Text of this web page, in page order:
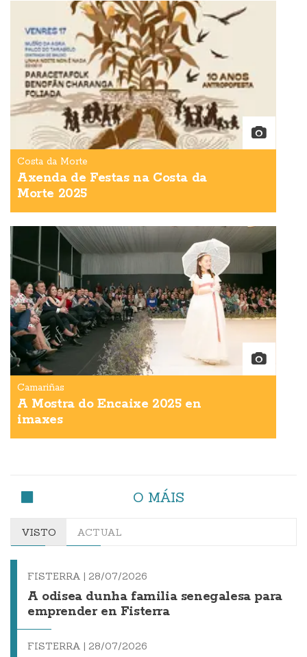
Costa da Morte
Axenda de Festas na Costa da
Morte 2025
Camariñas
A Mostra do Encaixe 2025 en
imaxes
O MÁIS
VISTO ACTUAL
FISTERRA | 28/07/2026
A odisea dunha familia senegalesa para
emprender en Fisterra
FISTERRA | 28/07/2026